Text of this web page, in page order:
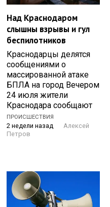
Над Краснодаром
слышны взрывы и гул
беспилотников
Краснодарцы делятся
сообщениями о
массированной атаке
БПЛА на город Вечером
24 июля жители
Краснодара сообщают
ПРОИСШЕСТВИЯ
2 недели назад
Алексей
Петров